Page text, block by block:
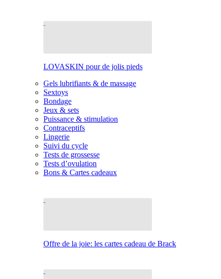
LOVASKIN pour de jolis pieds
Gels lubrifiants & de massage
Sextoys
Bondage
Jeux & sets
Puissance & stimulation
Contraceptifs
Lingerie
Suivi du cycle
Tests de grossesse
Tests d’ovulation
Bons & Cartes cadeaux
Offre de la joie: les cartes cadeau de Brack